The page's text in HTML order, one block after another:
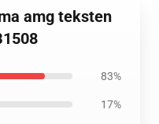
amg teksten
83%
17%